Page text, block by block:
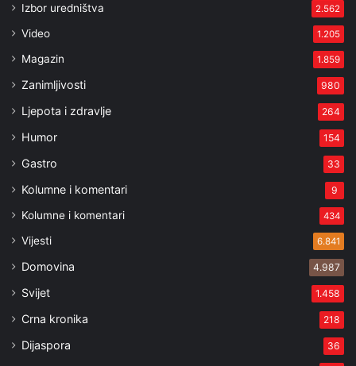
Izbor uredništva 2.562
Video 1.205
Magazin 1.859
Zanimljivosti 980
Ljepota i zdravlje 264
Humor 154
Gastro 33
Kolumne i komentari 9
Kolumne i komentari 434
Vijesti 6.841
Domovina 4.987
Svijet 1.458
Crna kronika 218
Dijaspora 36